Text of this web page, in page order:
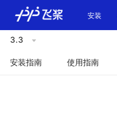
安装
3.3
安装指南 使用指南